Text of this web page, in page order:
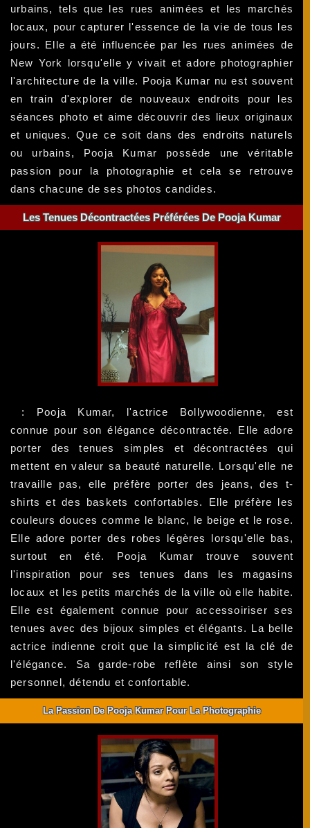
urbains, tels que les rues animées et les marchés
locaux, pour capturer l'essence de la vie de tous les
jours. Elle a été influencée par les rues animées de
New York lorsqu'elle y vivait et adore photographier
l'architecture de la ville. Pooja Kumar nu est souvent
en train d'explorer de nouveaux endroits pour les
séances photo et aime découvrir des lieux originaux
et uniques. Que ce soit dans des endroits naturels
ou urbains, Pooja Kumar possède une véritable
passion pour la photographie et cela se retrouve
dans chacune de ses photos candides.
Les Tenues Décontractées Préférées De Pooja Kumar
: Pooja Kumar, l'actrice Bollywoodienne, est
connue pour son élégance décontractée. Elle adore
porter des tenues simples et décontractées qui
mettent en valeur sa beauté naturelle. Lorsqu'elle ne
travaille pas, elle préfère porter des jeans, des t-
shirts et des baskets confortables. Elle préfère les
couleurs douces comme le blanc, le beige et le rose.
Elle adore porter des robes légères lorsqu'elle bas,
surtout en été. Pooja Kumar trouve souvent
l'inspiration pour ses tenues dans les magasins
locaux et les petits marchés de la ville où elle habite.
Elle est également connue pour accessoiriser ses
tenues avec des bijoux simples et élégants. La belle
actrice indienne croit que la simplicité est la clé de
l'élégance. Sa garde-robe reflète ainsi son style
personnel, détendu et confortable.
La Passion De Pooja Kumar Pour La Photographie